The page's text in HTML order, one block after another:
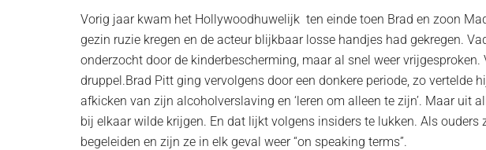
Vorig jaar kwam het Hollywoodhuwelijk ten einde toen Brad en zoon
gezin ruzie kregen en de acteur blijkbaar losse handjes had gekregen.
onderzocht door de kinderbescherming, maar al snel weer
druppel.Brad Pitt ging vervolgens door een donkere periode, zo vertelde
afkicken van zijn alcoholverslaving en ‘leren om alleen te zijn’. Maar uit
bij elkaar wilde krijgen. En dat lijkt volgens insiders te lukken. Als ouders
begeleiden en zijn ze in elk geval weer “on speaking terms”.